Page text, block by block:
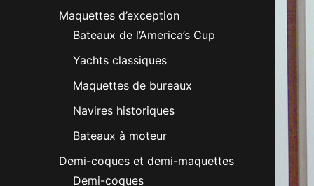
Maquettes d’exception
Bateaux de l’America’s Cup
Yachts classiques
Maquettes de bureaux
Navires historiques
Bateaux à moteur
Demi-coques et demi-maquettes
Demi-coques